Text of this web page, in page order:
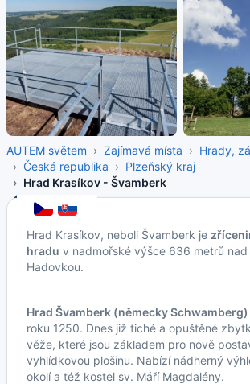
AUTEM světem Zajímavá místa
Hrady,
Česká republika
Plzeňský kraj
Hrad Krasíkov - Švamberk
Hrad Krasíkov, neboli Švamberk je
hradu v nadmořské výšce 636 metrů nad
Hadovkou.
Hrad Švamberk (německy Schwamberg)
roku 1250. Dnes již tiché a opuštěné
věže, které jsou základem pro nově
vyhlídkovou plošinu. Nabízí nádherný
okolí a též kostel sv. Máří Magdalény.